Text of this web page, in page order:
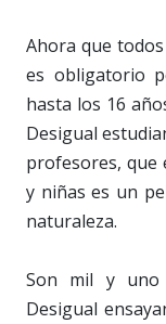
Ahora que
es obligatorio
hasta los 16
Desigual
profesores, que
y niñas es un
naturaleza.
Son mil y
Desigual